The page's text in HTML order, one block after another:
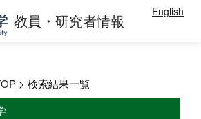
教員・研究者情報 English
> 検索結果一覧